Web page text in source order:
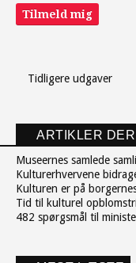
Tilmeld mig
Tidligere udgaver
ARTIKLER
Museernes samlede
Kulturerhvervene
Kulturen er på
Tid til kulturel
482 spørgsmål til